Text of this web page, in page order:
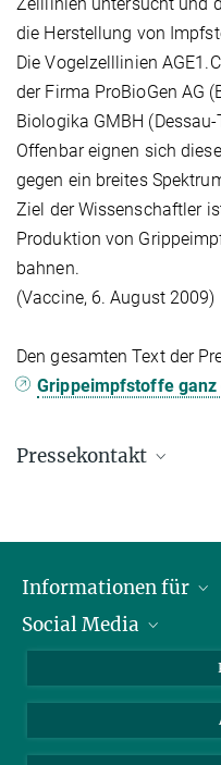
die Herstellung von
Die Vogelzelllinien
der Firma ProBioGen AG
Biologika GMBH
Offenbar eignen sich
gegen ein breites
Ziel der Wissenschaftler
Produktion von
bahnen.
(Vaccine, 6. August 2009)
Den gesamten Text der
Grippeimpfstoffe
Pressekontakt
© Harald Krieg / MPI
presse@...
Informationen für
Wissenschaftlerinnen und
Bewerberinnen und
Social Media
Mastodon